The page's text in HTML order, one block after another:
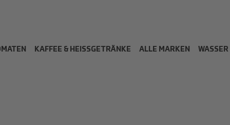
KAFFEE & HEISSGETRÄNKE ALLE MARKEN WASSER